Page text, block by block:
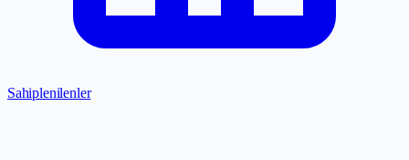
Sahiplenilenler